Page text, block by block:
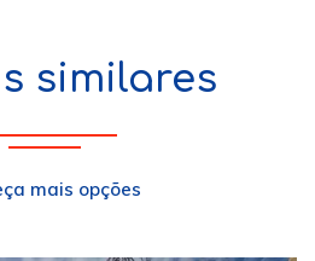
similares
mais opções